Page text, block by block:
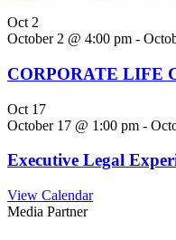
Oct 2
October 2 @ 4:00 pm -
CORPORATE LIFE
Oct 17
October 17 @ 1:00 pm -
Executive Legal
View Calendar
Media Partner